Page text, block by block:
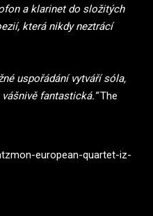
a klarinet do složitých
která nikdy neztrácí
uspořádání vytváří sóla,
fantastická.“The
european-quartet-iz-